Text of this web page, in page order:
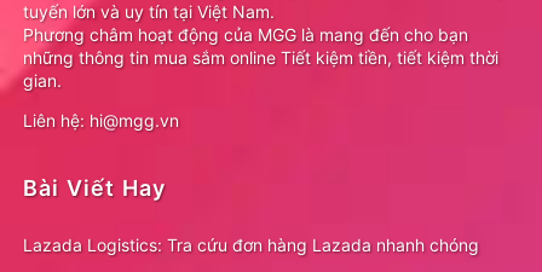
tuyến lớn và uy tín tại Việt Nam.
Phương châm hoạt động của MGG là mang đến cho bạn
những thông tin mua sắm online Tiết kiệm tiền, tiết kiệm thời
gian.
Liên hệ: hi@mgg.vn
Bài Viết Hay
Lazada Logistics: Tra cứu đơn hàng Lazada nhanh chóng